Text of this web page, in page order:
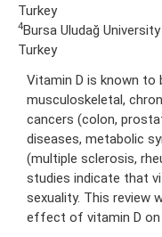
Turkey
4Bursa Uludağ
Turkey
Vitamin D is known to
musculoskeletal,
cancers (colon,
diseases, metabolic
(multiple sclerosis,
studies indicate that
sexuality. This review
effect of vitamin D on